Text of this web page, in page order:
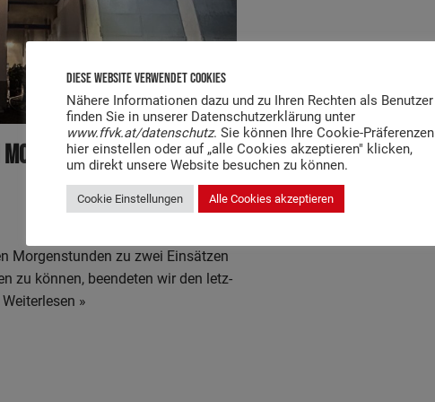
FÜR Die FF
Mor­gen­stun­den zu zwei Ein­sät­zen
zu kön­nen, been­de­ten wir den letz­
Wei­ter­le­sen »
Diese Website Verwendet Cookies
Nähere Informationen dazu und zu Ihren Rechten als Benutzer
finden Sie in unserer Datenschutzerklärung unter
www.ffvk.at/datenschutz. Sie können Ihre Cookie-Präferenzen
hier einstellen oder auf „alle Cookies akzeptieren" klicken,
um direkt unsere Website besuchen zu können.
Cookie Einstellungen Alle Cookies akzeptieren